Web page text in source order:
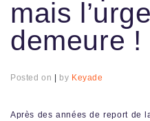
mais
demeure !
Posted on by Keyade
Après des années de report de